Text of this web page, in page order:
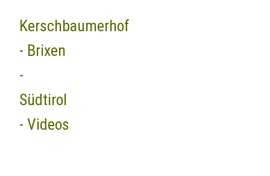
Kerschbaumerhof
- Brixen
-
Südtirol
- Videos